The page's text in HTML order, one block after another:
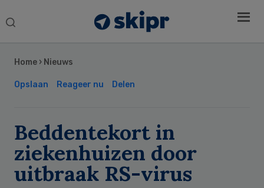
Search
Home › Nieuws
Opslaan Reageer nu Delen
Beddentekort in
ziekenhuizen door
uitbraak RS-virus
Sidebar